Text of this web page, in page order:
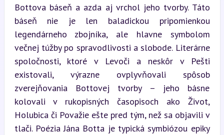
Bottova báseň a azda aj vrchol jeho tvorby. Táto
báseň nie je len baladickou pripomienkou
legendárneho zbojníka, ale hlavne symbolom
večnej túžby po spravodlivosti a slobode. Literárne
spoločnosti, ktoré v Levoči a neskôr v Pešti
existovali, výrazne ovplyvňovali spôsob
zverejňovania Bottovej tvorby – jeho básne
kolovali v rukopisných časopisoch ako Život,
Holubica či Považie ešte pred tým, než sa objavili v
tlači. Poézia Jána Botta je typická symbiózou epiky